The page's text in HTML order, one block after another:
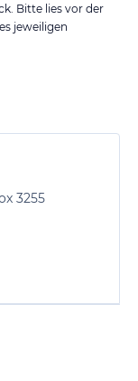
Bitte lies vor der
jeweiligen
3255